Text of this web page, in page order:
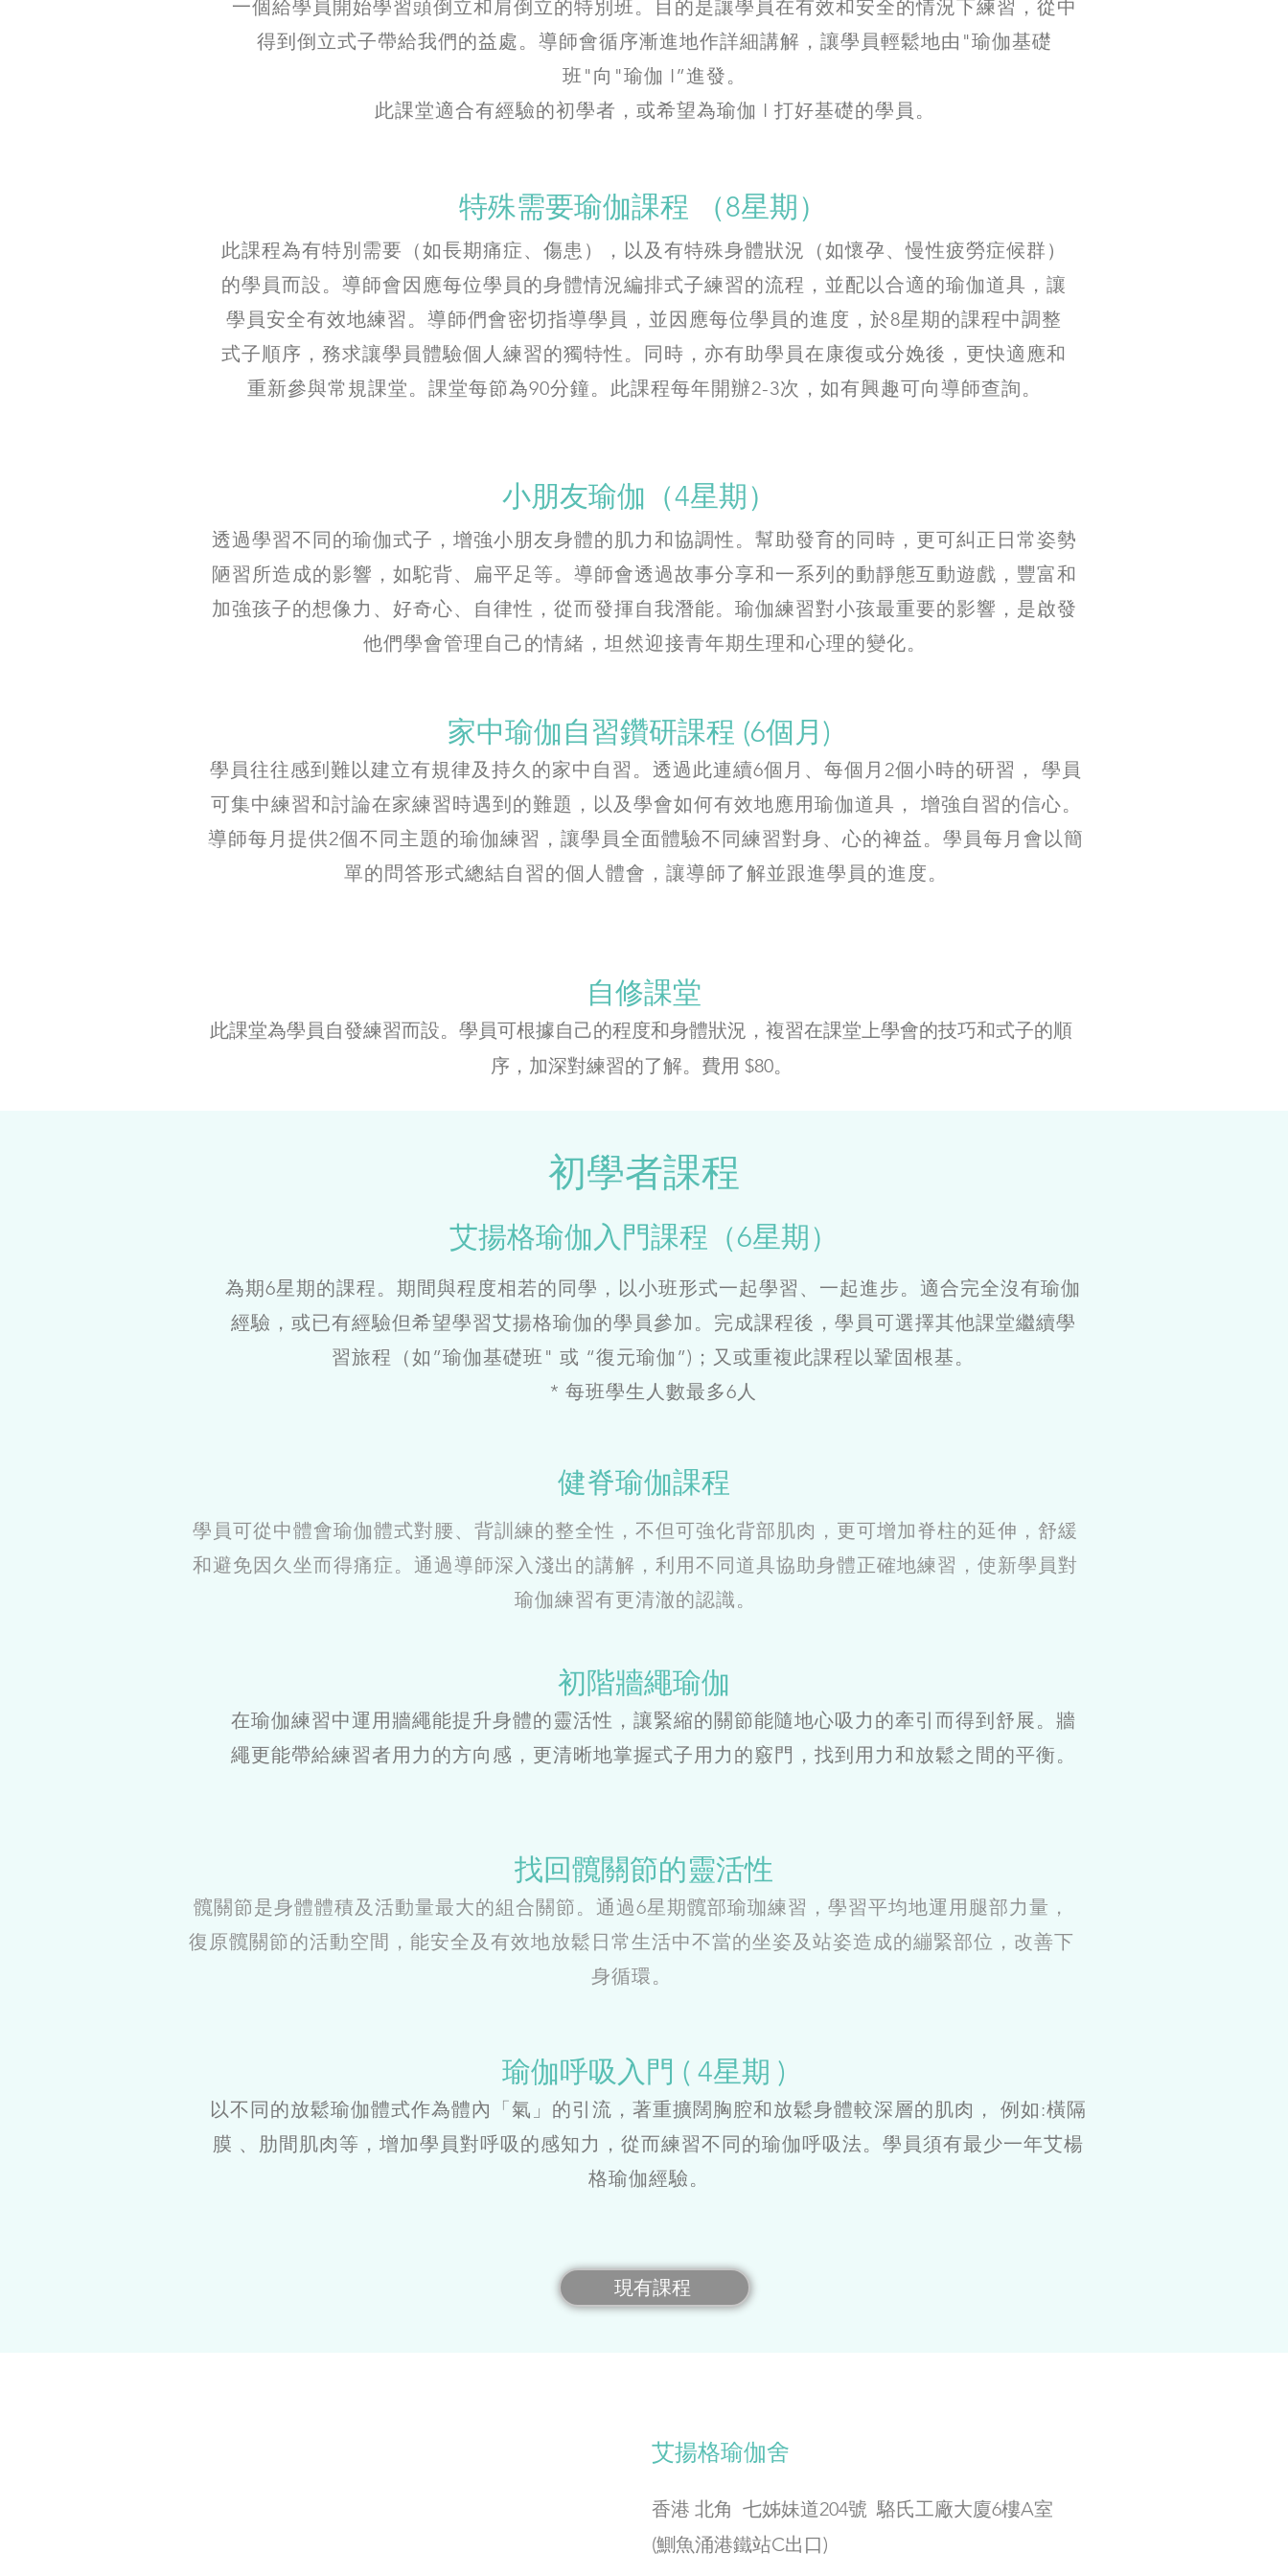
一個給學員開始學習頭倒立和肩倒立的特別班。目的是讓學員在有效和安全的情況下練習，從中
得到倒立式子帶給我們的益處。導師會循序漸進地作詳細講解，讓學員輕鬆地由"瑜伽基礎
班"向"瑜伽 I”進發。
此課堂適合有經驗的初學者，或希望為瑜伽 I 打好基礎的學員。
特殊需要瑜伽課程 （8星期）
此課程為有特別需要（如長期痛症、傷患），以及有特殊身體狀況（如懷孕、慢性疲勞症候群）
的學員而設。導師會因應每位學員的身體情況編排式子練習的流程，並配以合適的瑜伽道具，讓
學員安全有效地練習。導師們會密切指導學員，並因應每位學員的進度，於8星期的課程中調整
式子順序，務求讓學員體驗個人練習的獨特性。同時，亦有助學員在康復或分娩後，更快適應和
重新參與常規課堂。課堂每節為90分鐘。此課程每年開辦2-3次，如有興趣可向導師查詢。
小朋友瑜伽（4星期）
透過學習不同的瑜伽式子，增強小朋友身體的肌力和協調性。幫助發育的同時，更可糾正日常姿勢
陋習所造成的影響，如駝背、扁平足等。導師會透過故事分享和一系列的動靜態互動遊戲，豐富和
加強孩子的想像力、好奇心、自律性，從而發揮自我潛能。瑜伽練習對小孩最重要的影響，是啟發
他們學會管理自己的情緒，坦然迎接青年期生理和心理的變化。
家中瑜伽自習鑽研課程 (6個月)
學員往往感到難以建立有規律及持久的家中自習。透過此連續6個月、每個月2個小時的研習， 學員
可集中練習和討論在家練習時遇到的難題，以及學會如何有效地應用瑜伽道具， 增強自習的信心。
導師每月提供2個不同主題的瑜伽練習，讓學員全面體驗不同練習對身、心的裨益。學員每月會以簡
單的問答形式總結自習的個人體會，讓導師了解並跟進學員的進度。
自修課堂
此課堂為學員自發練習而設。學員可根據自己的程度和身體狀況，複習在課堂上學會的技巧和式子的順
序，加深對練習的了解。費用 $80。
初學者課程
艾揚格瑜伽入門課程（6星期）
為期6星期的課程。期間與程度相若的同學，以小班形式一起學習、一起進步。適合完全沒有瑜伽
經驗，或已有經驗但希望學習艾揚格瑜伽的學員參加。完成課程後，學員可選擇其他課堂繼續學
習旅程（如”瑜伽基礎班" 或 “復元瑜伽”)；又或重複此課程以鞏固根基。
* 每班學生人數最多6人
健脊瑜伽課程
學員可從中體會瑜伽體式對腰、背訓練的整全性，不但可強化背部肌肉，更可增加脊柱的延伸，舒緩
和避免因久坐而得痛症。通過導師深入淺出的講解，利用不同道具協助身體正確地練習，使新學員對
瑜伽練習有更清澈的認識。
初階牆繩瑜伽
在瑜伽練習中運用牆繩能提升身體的靈活性，讓緊縮的關節能隨地心吸力的牽引而得到舒展。牆
繩更能帶給練習者用力的方向感，更清晰地掌握式子用力的竅門，找到用力和放鬆之間的平衡。
找回髖關節的靈活性
髖關節是身體體積及活動量最大的組合關節。通過6星期髖部瑜珈練習，學習平均地運用腿部力量，
復原髖關節的活動空間，能安全及有效地放鬆日常生活中不當的坐姿及站姿造成的繃緊部位，改善下
身循環。
瑜伽呼吸入門 ( 4星期 )
以不同的放鬆瑜伽體式作為體內「氣」的引流，著重擴闊胸腔和放鬆身體較深層的肌肉， 例如:橫隔
膜 、肋間肌肉等，增加學員對呼吸的感知力，從而練習不同的瑜伽呼吸法。學員須有最少一年艾楊
格瑜伽經驗。
現有課程
艾揚格瑜伽舍
香港 北角 七姊妹道204號駱氏工廠大廈6樓A室
(鰂魚涌港鐵站C出口)